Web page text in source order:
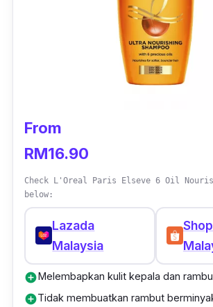
From
RM16.90
Check L'Oreal Paris Elseve 6 Oil
below:
Lazada
Malaysia
add_circleMelembapkan kulit kepala dan
add_circleTidak membuatkan rambut